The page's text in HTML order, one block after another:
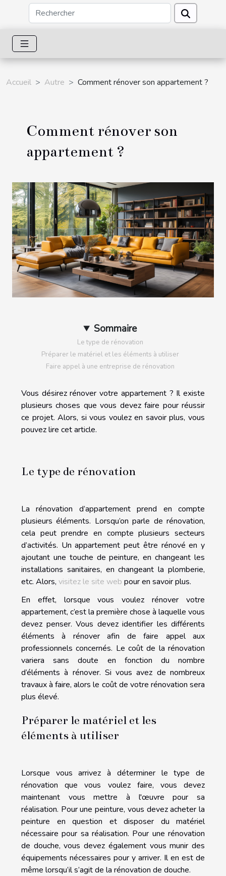
Accueil Autre Comment rénover son appartement ?
Comment rénover son
appartement ?
Sommaire
Le type de rénovation
Préparer le matériel et les éléments à utiliser
Faire appel à une entreprise de rénovation
Vous désirez rénover votre appartement ? Il existe
plusieurs choses que vous devez faire pour réussir
ce projet. Alors, si vous voulez en savoir plus, vous
pouvez lire cet article.
Le type de rénovation
La rénovation d’appartement prend en compte
plusieurs éléments. Lorsqu’on parle de rénovation,
cela peut prendre en compte plusieurs secteurs
d’activités. Un appartement peut être rénové en y
ajoutant une touche de peinture, en changeant les
installations sanitaires, en changeant la plomberie,
etc. Alors, visitez le site web pour en savoir plus.
En effet, lorsque vous voulez rénover votre
appartement, c’est la première chose à laquelle vous
devez penser. Vous devez identifier les différents
éléments à rénover afin de faire appel aux
professionnels concernés. Le coût de la rénovation
variera sans doute en fonction du nombre
d’éléments à rénover. Si vous avez de nombreux
travaux à faire, alors le coût de votre rénovation sera
plus élevé.
Préparer le matériel et les
éléments à utiliser
Lorsque vous arrivez à déterminer le type de
rénovation que vous voulez faire, vous devez
maintenant vous mettre à l'œuvre pour sa
réalisation. Pour une peinture, vous devez acheter la
peinture en question et disposer du matériel
nécessaire pour sa réalisation. Pour une rénovation
de douche, vous devez également vous munir des
équipements nécessaires pour y arriver. Il en est de
même lorsqu’il s’agit de la rénovation de douche.